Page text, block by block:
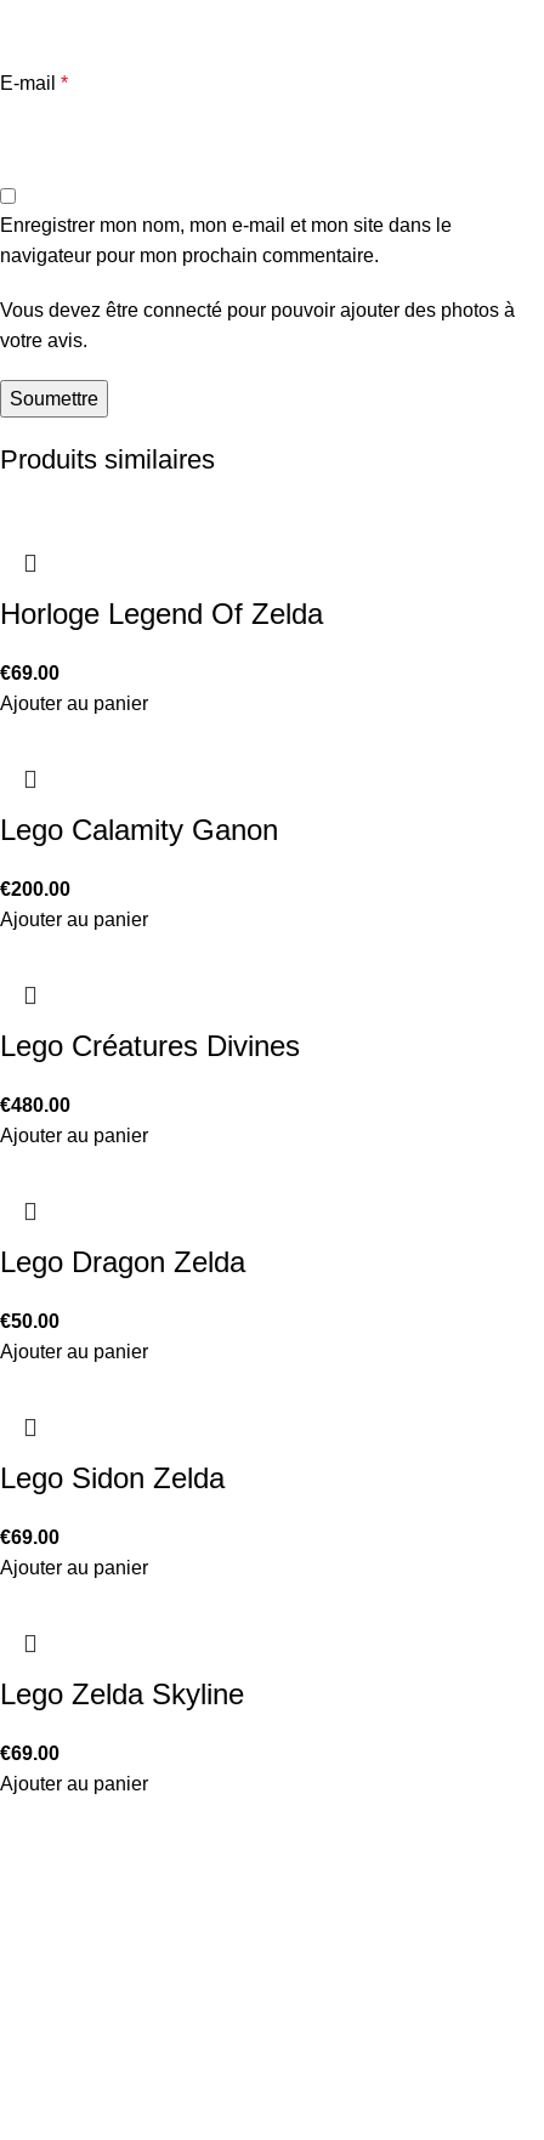
E-mail *
Enregistrer mon nom, mon e-mail et mon site dans le
navigateur pour mon prochain commentaire.
Vous devez être connecté pour pouvoir ajouter des photos à
votre avis.
Produits similaires
Horloge Legend Of Zelda
€69.00
Ajouter au panier
Lego Calamity Ganon
€200.00
Ajouter au panier
Lego Créatures Divines
€480.00
Ajouter au panier
Lego Dragon Zelda
€50.00
Ajouter au panier
Lego Sidon Zelda
€69.00
Ajouter au panier
Lego Zelda Skyline
€69.00
Ajouter au panier